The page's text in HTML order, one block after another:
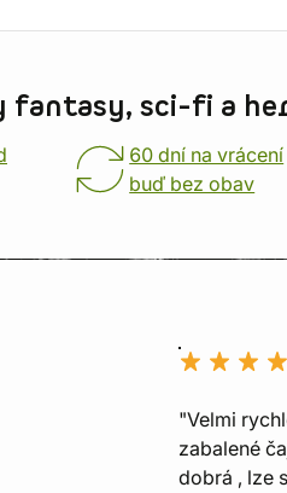
fantasy, sci-fi a
60 dní na vrácení
buď bez obav
"Velmi
zabalené
dobrá , lze